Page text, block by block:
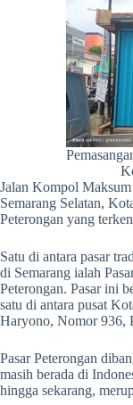
Jalan Kompol Maksum
Semarang Selatan,
Peterongan yang
Satu di antara pasar
di Semarang ialah
Peterongan. Pasar ini
satu di antara pusat
Haryono, Nomor 936,
Pasar Peterongan
masih berada di
hingga sekarang,